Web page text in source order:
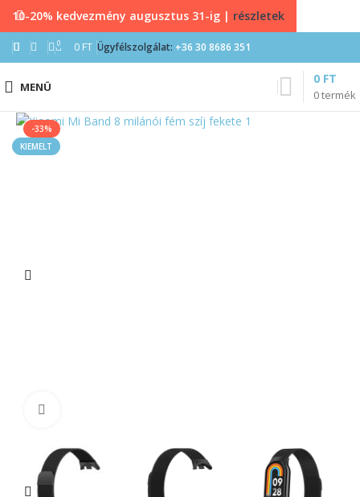
0 0 FT Ügyfélszolgálat: +36 30 8686 351
MENÜ
0termék
0 FT
-33%
KIEMELT
10-20% kedvezmény augusztus 31-ig | részletek